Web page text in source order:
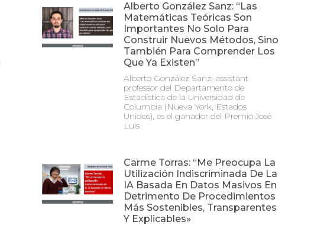
Alberto González Sanz: “Las
Matemáticas Teóricas Son
Importantes No Solo Para
Construir Nuevos Métodos, Sino
También Para Comprender Los
Que Ya Existen”
Alberto González Sanz, assistant
professor del Departamento de
Estadística de la Universidad de
Columbia (Nueva York, Estados
Unidos), es el ganador del Premio José
Luis
Carme Torras: “Me Preocupa La
Utilización Indiscriminada De La
IA Basada En Datos Masivos En
Detrimento De Procedimientos
Más Sostenibles, Transparentes
Y Explicables»